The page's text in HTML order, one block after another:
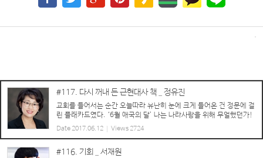
#117. 다시 꺼내 든 근현대사 책 _ 정유진
교회를 들어서는 순간 오늘따라 유난히 눈에 크게 들어온 건 정문에 걸
린 플래카드였다. ‘6월 애국의 달’ 나는 나라사랑을 위해 무얼했던가!
한동안 시끄러운 나라일에 흥분하며 비판하다가, 요즘엔 아예 한발 물
러서서 강건너 불구경하듯 무심한 상태다...
Date2017.06.12 Views2724
#116. 기회 _ 서재원